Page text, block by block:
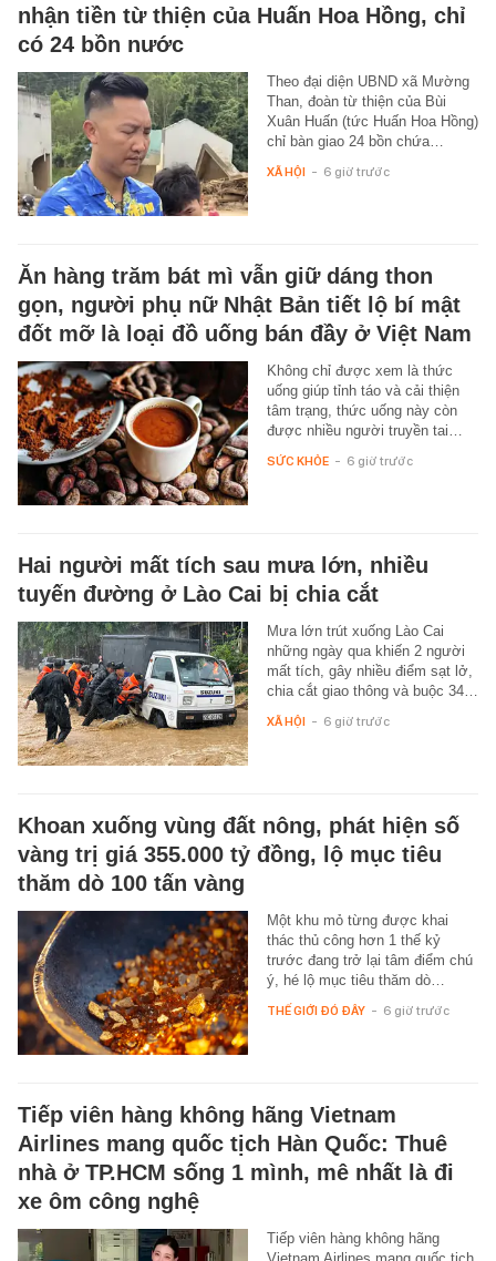
nhận tiền từ thiện của Huấn Hoa Hồng, chỉ
có 24 bồn nước
Theo đại diện UBND xã Mường
Than, đoàn từ thiện của Bùi
Xuân Huấn (tức Huấn Hoa Hồng)
chỉ bàn giao 24 bồn chứa…
XÃ HỘI - 6 giờ trước
Ăn hàng trăm bát mì vẫn giữ dáng thon
gọn, người phụ nữ Nhật Bản tiết lộ bí mật
đốt mỡ là loại đồ uống bán đầy ở Việt Nam
Không chỉ được xem là thức
uống giúp tỉnh táo và cải thiện
tâm trạng, thức uống này còn
được nhiều người truyền tai…
SỨC KHỎE - 6 giờ trước
Hai người mất tích sau mưa lớn, nhiều
tuyến đường ở Lào Cai bị chia cắt
Mưa lớn trút xuống Lào Cai
những ngày qua khiến 2 người
mất tích, gây nhiều điểm sạt lở,
chia cắt giao thông và buộc 34…
XÃ HỘI - 6 giờ trước
Khoan xuống vùng đất nông, phát hiện số
vàng trị giá 355.000 tỷ đồng, lộ mục tiêu
thăm dò 100 tấn vàng
Một khu mỏ từng được khai
thác thủ công hơn 1 thế kỷ
trước đang trở lại tâm điểm chú
ý, hé lộ mục tiêu thăm dò…
THẾ GIỚI ĐÓ ĐÂY - 6 giờ trước
Tiếp viên hàng không hãng Vietnam
Airlines mang quốc tịch Hàn Quốc: Thuê
nhà ở TP.HCM sống 1 mình, mê nhất là đi
xe ôm công nghệ
Tiếp viên hàng không hãng